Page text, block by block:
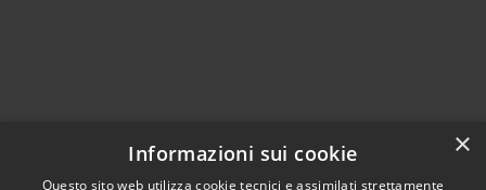
×
Informazioni sui cookie
Questo sito web utilizza cookie tecnici e assimilati strettamente